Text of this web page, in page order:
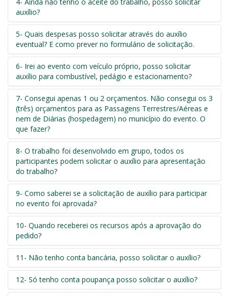
auxílio?
5- Quais despesas posso solicitar através do auxílio
eventual? E como prever no formulário de solicitação.
6- Irei ao evento com veículo próprio, posso solicitar
auxílio para combustível, pedágio e estacionamento?
7- Consegui apenas 1 ou 2 orçamentos. Não consegui os 3
(três) orçamentos para as Passagens Terrestres/Aéreas e
nem de Diárias (hospedagem) no município do evento. O
que fazer?
8- O trabalho foi desenvolvido em grupo, todos os
participantes podem solicitar o auxílio para apresentação
do trabalho?
9- Como saberei se a solicitação de auxílio para participar
no evento foi aprovada?
10- Quando receberei os recursos após a aprovação do
pedido?
11- Não tenho conta bancária, posso solicitar o auxílio?
12- Só tenho conta poupança posso solicitar o auxílio?